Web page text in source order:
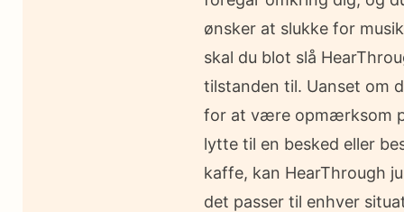
ønsker at slukke for
skal du blot slå
tilstanden til. Uanset om
for at være opmærksom
lytte til en besked eller
kaffe, kan HearThrough
det passer til enhver